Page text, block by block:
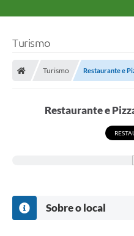
Turismo
Turismo Restaurante e
Restaurante e
Sobre o local